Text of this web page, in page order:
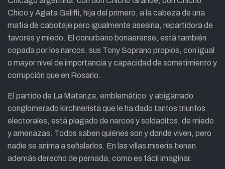
Chico y Agata Galiffi, hija del primero, a la cabeza de una
mafia de cabotaje pero igualmente asesina, repartidora de
favores y miedo. El conurbano bonaerense, está también
copada por los narcos, sus Tony Soprano propios, con igual
o mayor nivel de importancia y capacidad de sometimiento y
corrupción que en Rosario.
El partido de La Matanza, emblemático y abigarrado
conglomerado kirchnerista que le ha dado tantos triunfos
electorales, está plagado de narcos y soldaditos, de miedo
y amenazas. Todos saben quiénes son y donde viven, pero
nadie se anima a señalarlos. En las villas miseria tienen
además derecho de pernada, como es fácil imaginar.